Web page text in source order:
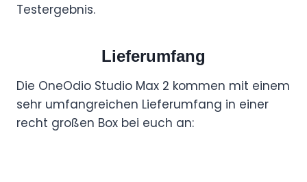
Testergebnis.
Lieferumfang
Die OneOdio Studio Max 2 kommen mit einem
sehr umfangreichen Lieferumfang in einer
recht großen Box bei euch an: